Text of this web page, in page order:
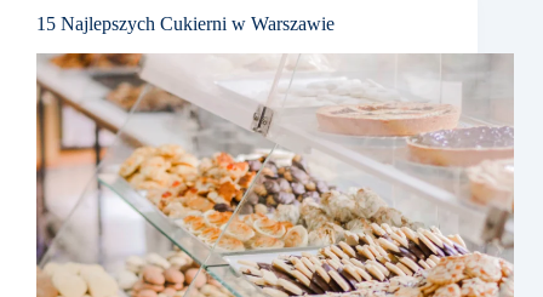
15 Najlepszych Cukierni w Warszawie